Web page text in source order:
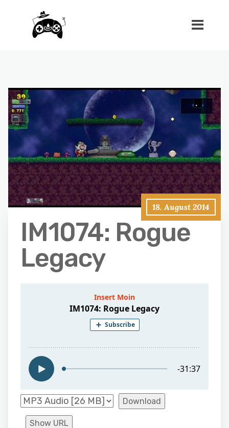
18. August 2014
IM1074: Rogue
Legacy
Download
Show URL